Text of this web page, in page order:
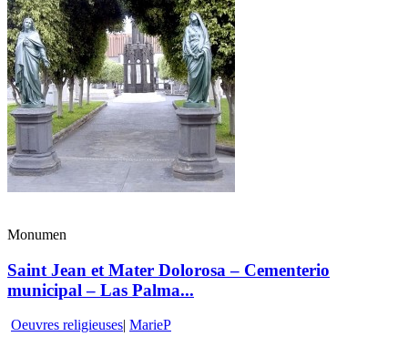
Monumen
Saint Jean et Mater Dolorosa – Cementerio
municipal – Las Palma...
Oeuvres religieuses| MarieP